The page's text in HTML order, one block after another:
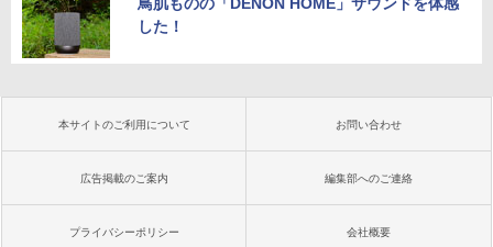
鳥肌ものの「DENON HOME」サウンドを体感
した！
本サイトのご利用について お問い合わせ
広告掲載のご案内 編集部へのご連絡
プライバシーポリシー 会社概要